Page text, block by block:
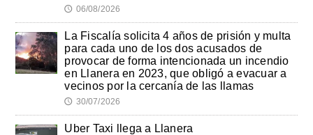
🕔 06/08/2026
La Fiscalía solicita 4 años de prisión y multa
para cada uno de los dos acusados de
provocar de forma intencionada un incendio
en Llanera en 2023, que obligó a evacuar a
vecinos por la cercanía de las llamas
🕔 30/07/2026
Uber Taxi llega a Llanera